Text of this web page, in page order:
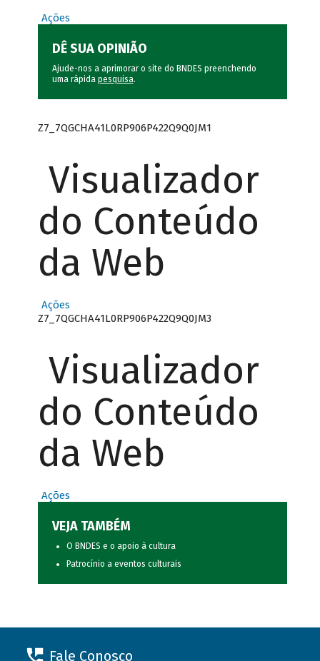
Ações
DÊ SUA OPINIÃO
Ajude-nos a aprimorar o site do BNDES preenchendo
uma rápida pesquisa.
Z7_7QGCHA41L0RP906P422Q9Q0JM1
Visualizador
do Conteúdo
da Web
Ações
Z7_7QGCHA41L0RP906P422Q9Q0JM3
Visualizador
do Conteúdo
da Web
Ações
VEJA TAMBÉM
O BNDES e o apoio à cultura
Patrocínio a eventos culturais
Fale Conosco